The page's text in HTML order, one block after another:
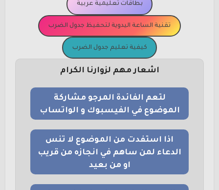
بطاقات تعليمية عربية
تقنية الساعة اليدوية لتحفيظ جدول الضرب
كيفية تعليم جدول الضرب
اشعار مهم لزوارنا الكرام
لتعم الفائدة المرجو مشاركة
الموضوع في الفيسبوك و الواتساب
اذا استفدت من الموضوع لا تنس
الدعاء لمن ساهم في انجازه من قريب
او من بعيد